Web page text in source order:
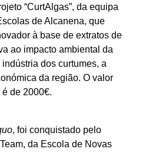
“CurtAlgas”, da equipa
de Alcanena, que
à base de extratos de
ao impacto ambiental da
dos curtumes, a
da região. O valor
de 2000€.
, foi conquistado pelo
da Escola de Novas